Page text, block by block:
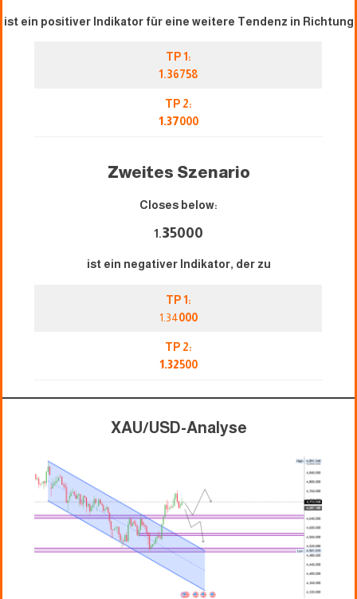
ist ein positiver Indikator für eine weitere Tendenz in Richtung
TP 1:
1.36758
TP 2:
1.37000
Zweites Szenario
Closes below:
1.35000
ist ein negativer Indikator, der zu
TP 1:
1.34000
TP 2:
1.32500
XAU/USD-Analyse